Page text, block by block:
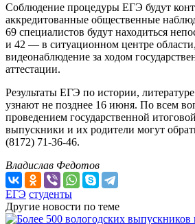
Соблюдение процедуры ЕГЭ будут
аккредитованные общественные
69 специалистов будут находиться
и 42 — в ситуационном центре
видеонаблюдение за ходом
аттестации.
Результаты ЕГЭ по истории,
узнают не позднее 16 июня. По всем
проведением государственной
выпускники и их родители могут
(8172) 71-36-46.
Владислав Федотов
ЕГЭ студенты
Другие новости по теме